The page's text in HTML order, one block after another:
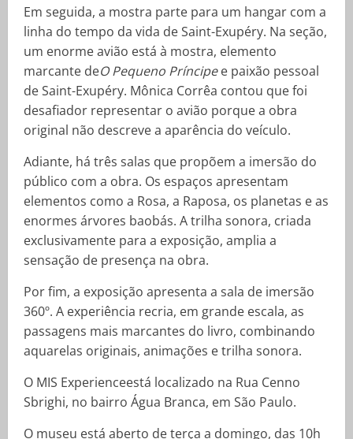
Em seguida, a mostra parte para um hangar com a
linha do tempo da vida de Saint-Exupéry. Na seção,
um enorme avião está à mostra, elemento
marcante deO Pequeno Príncipee paixão pessoal
de Saint-Exupéry. Mônica Corrêa contou que foi
desafiador representar o avião porque a obra
original não descreve a aparência do veículo.
Adiante, há três salas que propõem a imersão do
público com a obra. Os espaços apresentam
elementos como a Rosa, a Raposa, os planetas e as
enormes árvores baobás. A trilha sonora, criada
exclusivamente para a exposição, amplia a
sensação de presença na obra.
Por fim, a exposição apresenta a sala de imersão
360º. A experiência recria, em grande escala, as
passagens mais marcantes do livro, combinando
aquarelas originais, animações e trilha sonora.
O MIS Experienceestá localizado na Rua Cenno
Sbrighi, no bairro Água Branca, em São Paulo.
O museu está aberto de terça a domingo, das 10h